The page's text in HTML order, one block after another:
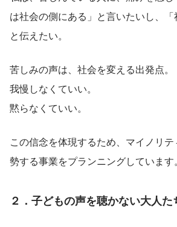
は社会の側にある」と言いたいし、「
と伝えたい。
苦しみの声は、社会を変える出発点。
我慢しなくていい。
黙らなくていい。
この信念を体現するため、マイノリ
勢する事業をプランニングしています。
２．子どもの声を聴かない大人た